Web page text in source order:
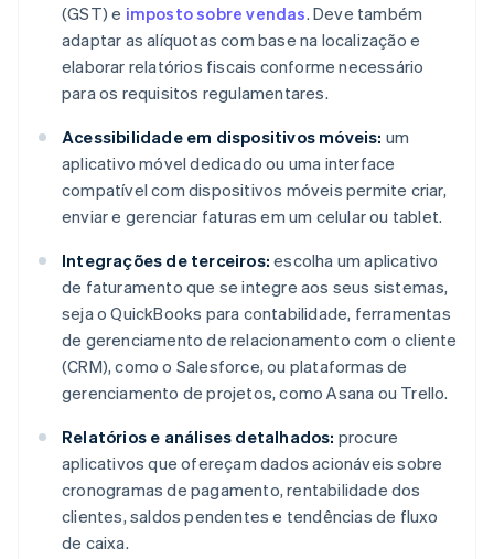
(GST) e imposto sobre vendas. Deve também
adaptar as alíquotas com base na localização e
elaborar relatórios fiscais conforme necessário
para os requisitos regulamentares.
Acessibilidade em dispositivos móveis: um
aplicativo móvel dedicado ou uma interface
compatível com dispositivos móveis permite criar,
enviar e gerenciar faturas em um celular ou tablet.
Integrações de terceiros: escolha um aplicativo
de faturamento que se integre aos seus sistemas,
seja o QuickBooks para contabilidade, ferramentas
de gerenciamento de relacionamento com o cliente
(CRM), como o Salesforce, ou plataformas de
gerenciamento de projetos, como Asana ou Trello.
Relatórios e análises detalhados: procure
aplicativos que ofereçam dados acionáveis sobre
cronogramas de pagamento, rentabilidade dos
clientes, saldos pendentes e tendências de fluxo
de caixa.